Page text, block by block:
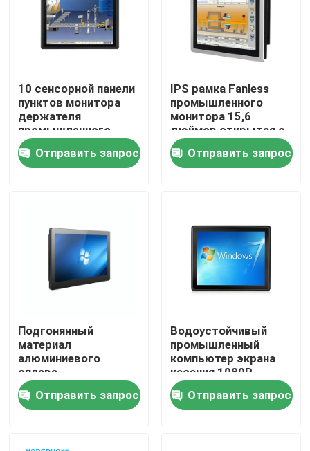
Главная страница
Продукция
Ролики
Наша фабрика
контроль качества
Новости
Отправить запрос
10 сенсорной панели
пунктов монитора
держателя
промышленного
водоустойчивого
для на открытом
воздухе
Отправить запрос
IPS рамка Fanless
промышленного
монитора 15,6
дюймов открытая с
функцией WIFI POE
Отправить запрос
Подгонянный
материал
алюминиевого
сплава
промышленного
монитора держателя
панели
Отправить запрос
Водоустойчивый
промышленный
компьютер экрана
касания 1080P
размер 21,5 дюймов
Отправить запрос